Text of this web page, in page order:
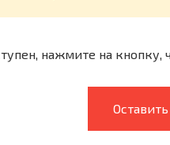
нажмите на кнопку,